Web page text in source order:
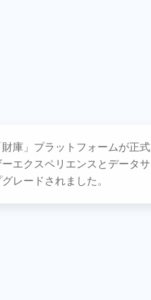
庫」プラットフォームが正式
エクスペリエンスとデータサ
レードされました。